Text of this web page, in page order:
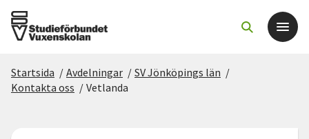
Det här gör vi
Startsida / Avdelningar / SV Jönköpings län /
Kontakta oss / Vetlanda